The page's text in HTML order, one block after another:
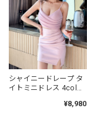
シャイニードレープ タ
イトミニドレス 4col
¥8,980